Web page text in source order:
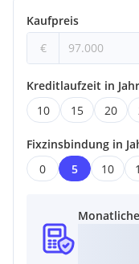
Kaufpreis
€
Kreditlaufzeit in
10
15 20
Fixzinsbindung in
0
5 10